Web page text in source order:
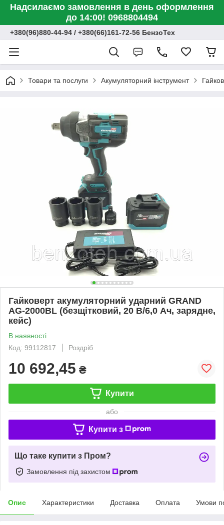
Надсилаємо замовлення в день оформлення
до 14:00! 0968804494
+380(96)880-44-94 / +380(66)161-72-56 БензоТех
Товари та послуги Акумуляторний інструмент
Гайковерт акумуляторний ударний GRAND
AG-2000BL (безщітковий, 20 В/6,0 Ач, зарядне,
кейс)
В наявності
Код: 99112817
Роздріб
10 692,45 ₴
Купити
або
Купити з
Що таке купити з Пром?
Замовлення під захистом
Опис Характеристики Доставка Оплата Умови